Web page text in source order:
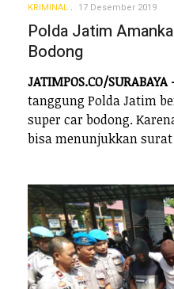
KRIMINAL 17 Desember 2019
Polda Jatim
Bodong
JATIMPOS.CO/SURABAYA
tanggung Polda Jatim
super car bodong.
bisa menunjukkan